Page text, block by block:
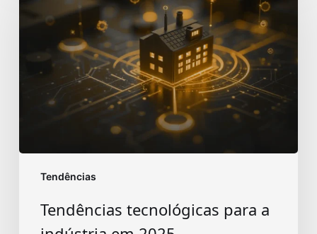
Tendências
Tendências tecnológicas para a